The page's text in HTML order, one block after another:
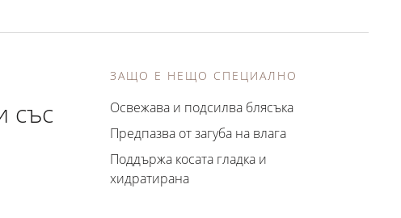
със
ЗАЩО Е НЕЩО СПЕЦИАЛНО
Освежава и подсилва блясъка
Предпазва от загуба на влага
Поддържа косата гладка и
хидратирана